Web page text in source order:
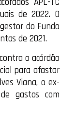
de 2022. O
do Fundo
de 2021.
o acórdão
para afastar
Viana, o ex-
gastos com